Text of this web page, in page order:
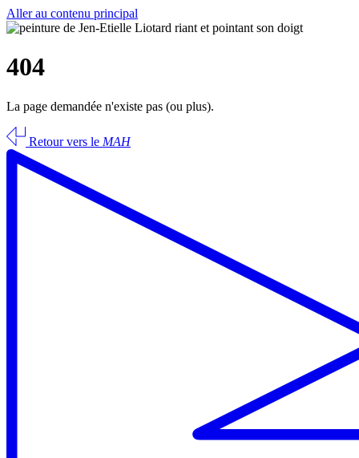
Aller au contenu principal
404
La page demandée n'existe pas (ou plus).
Retour vers le MAH